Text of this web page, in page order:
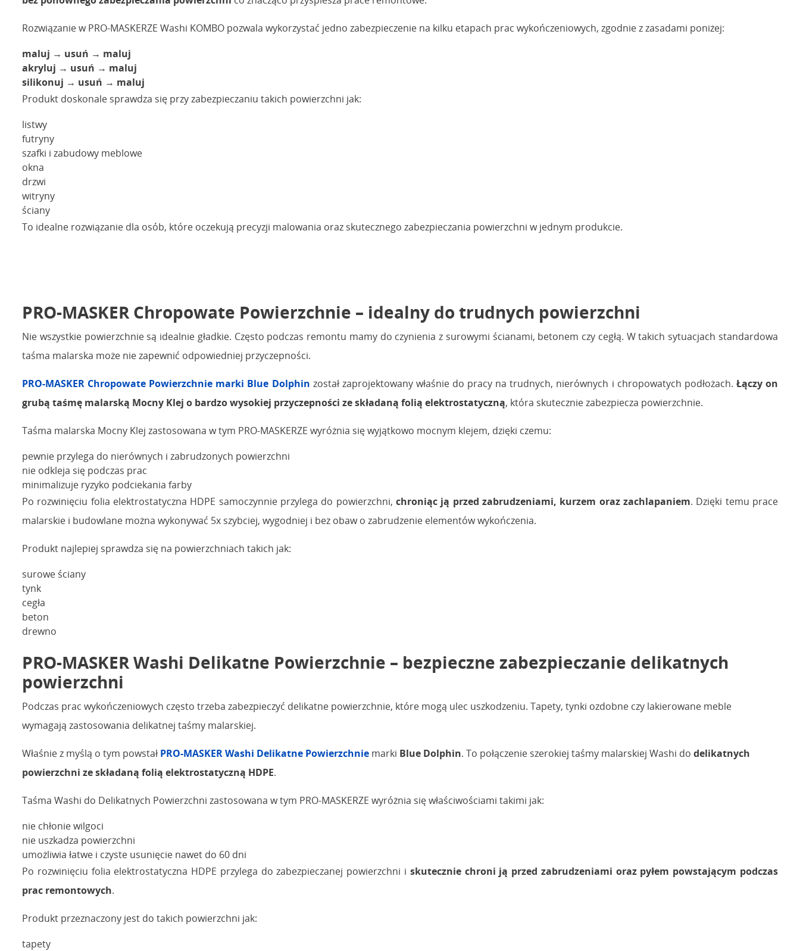
Rozwiązanie w PRO-MASKERZE Washi KOMBO pozwala wykorzystać jedno zabezpieczenie na kilku etapach prac wykończeniowych, zgodnie z zasadami poniżej:
maluj → usuń → maluj
akryluj → usuń → maluj
silikonuj → usuń → maluj
Produkt doskonale sprawdza się przy zabezpieczaniu takich powierzchni jak:
listwy
futryny
szafki i zabudowy meblowe
okna
drzwi
witryny
ściany
To idealne rozwiązanie dla osób, które oczekują precyzji malowania oraz skutecznego zabezpieczania powierzchni w jednym produkcie.
PRO-MASKER Chropowate Powierzchnie – idealny do trudnych powierzchni
Nie wszystkie powierzchnie są idealnie gładkie. Często podczas remontu mamy do czynienia z surowymi ścianami, betonem czy cegłą. W takich sytuacjach standardowa
taśma malarska może nie zapewnić odpowiedniej przyczepności.
PRO-MASKER Chropowate Powierzchnie marki Blue Dolphin został zaprojektowany właśnie do pracy na trudnych, nierównych i chropowatych podłożach. Łączy on
grubą taśmę malarską Mocny Klej o bardzo wysokiej przyczepności ze składaną folią elektrostatyczną, która skutecznie zabezpiecza powierzchnie.
Taśma malarska Mocny Klej zastosowana w tym PRO-MASKERZE wyróżnia się wyjątkowo mocnym klejem, dzięki czemu:
pewnie przylega do nierównych i zabrudzonych powierzchni
nie odkleja się podczas prac
minimalizuje ryzyko podciekania farby
Po rozwinięciu folia elektrostatyczna HDPE samoczynnie przylega do powierzchni, chroniąc ją przed zabrudzeniami, kurzem oraz zachlapaniem. Dzięki temu prace
malarskie i budowlane można wykonywać 5x szybciej, wygodniej i bez obaw o zabrudzenie elementów wykończenia.
Produkt najlepiej sprawdza się na powierzchniach takich jak:
surowe ściany
tynk
cegła
beton
drewno
PRO-MASKER Washi Delikatne Powierzchnie – bezpieczne zabezpieczanie delikatnych
powierzchni
Podczas prac wykończeniowych często trzeba zabezpieczyć delikatne powierzchnie, które mogą ulec uszkodzeniu. Tapety, tynki ozdobne czy lakierowane meble
wymagają zastosowania delikatnej taśmy malarskiej.
Właśnie z myślą o tym powstał PRO-MASKER Washi Delikatne Powierzchnie marki Blue Dolphin. To połączenie szerokiej taśmy malarskiej Washi do delikatnych
powierzchni ze składaną folią elektrostatyczną HDPE.
Taśma Washi do Delikatnych Powierzchni zastosowana w tym PRO-MASKERZE wyróżnia się właściwościami takimi jak:
nie chłonie wilgoci
nie uszkadza powierzchni
umożliwia łatwe i czyste usunięcie nawet do 60 dni
Po rozwinięciu folia elektrostatyczna HDPE przylega do zabezpieczanej powierzchni i skutecznie chroni ją przed zabrudzeniami oraz pyłem powstającym podczas
prac remontowych.
Produkt przeznaczony jest do takich powierzchni jak:
tapety